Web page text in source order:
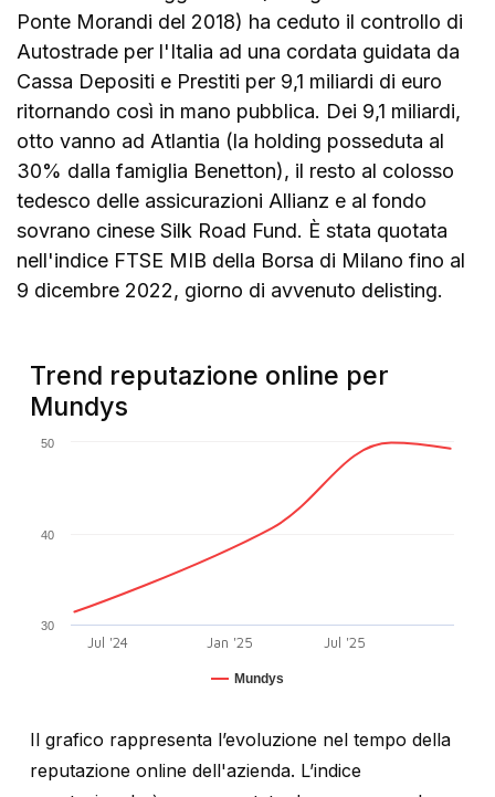
Ponte Morandi del 2018) ha ceduto il controllo di
Autostrade per l'Italia ad una cordata guidata da
Cassa Depositi e Prestiti per 9,1 miliardi di euro
ritornando così in mano pubblica. Dei 9,1 miliardi,
otto vanno ad Atlantia (la holding posseduta al
30% dalla famiglia Benetton), il resto al colosso
tedesco delle assicurazioni Allianz e al fondo
sovrano cinese Silk Road Fund. È stata quotata
nell'indice FTSE MIB della Borsa di Milano fino al
9 dicembre 2022, giorno di avvenuto delisting.
Trend reputazione online per
Mundys
Mundys
Jul '24 Jan '25 Jul '25
30
40
50
Il grafico rappresenta l’evoluzione nel tempo della
reputazione online dell'azienda. L’indice